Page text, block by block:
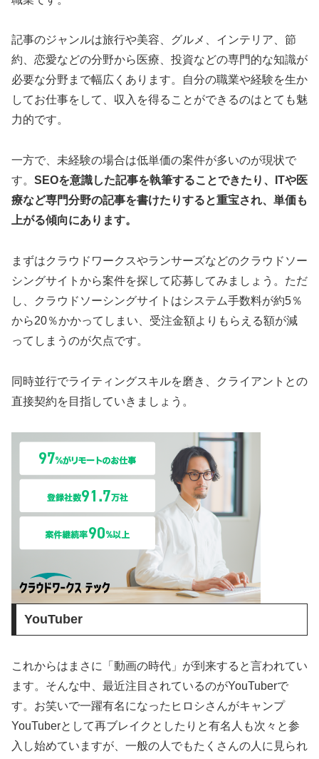
記事のジャンルは旅行や美容、グルメ、インテリア、節
約、恋愛などの分野から医療、投資などの専門的な知識が
必要な分野まで幅広くあります。自分の職業や経験を生か
してお仕事をして、収入を得ることができるのはとても魅
力的です。
一方で、未経験の場合は低単価の案件が多いのが現状で
す。 SEOを意識した記事を執筆することできたり、ITや医
療など専門分野の記事を書けたりすると重宝され、単価も
上がる傾向にあります。
まずはクラウドワークスやランサーズなどのクラウドソー
シングサイトから案件を探して応募してみましょう。ただ
し、クラウドソーシングサイトはシステム手数料が約5％
から20％かかってしまい、受注金額よりもらえる額が減
ってしまうのが欠点です。
同時並行でライティングスキルを磨き、クライアントとの
直接契約を目指していきましょう。
YouTuber
これからはまさに「動画の時代」が到来すると言われてい
ます。そんな中、最近注目されているのがYouTuberで
す。お笑いで一躍有名になったヒロシさんがキャンプ
YouTuberとして再ブレイクとしたりと有名人も次々と参
入し始めていますが、一般の人でもたくさんの人に見られ